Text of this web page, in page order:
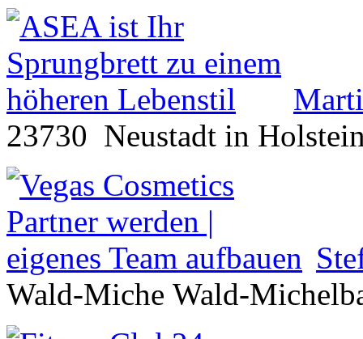
23730 Neustadt in
Wald-Miche Wald-